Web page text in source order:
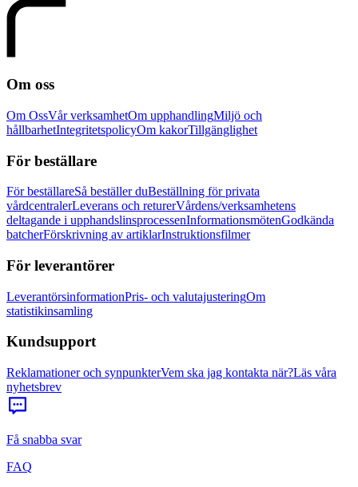
Om oss
Om OssVår verksamhetOm upphandlingMiljö och
hållbarhetIntegritetspolicyOm kakorTillgänglighet
För beställare
För beställareSå beställer duBeställning för privata
vårdcentralerLeverans och returerVårdens/verksamhetens
deltagande i upphandslinsprocessenInformationsmötenGodkända
batcherFörskrivning av artiklarInstruktionsfilmer
För leverantörer
LeverantörsinformationPris- och valutajusteringOm
statistikinsamling
Kundsupport
Reklamationer och synpunkterVem ska jag kontakta när?Läs våra
nyhetsbrev
Få snabba svar
FAQ